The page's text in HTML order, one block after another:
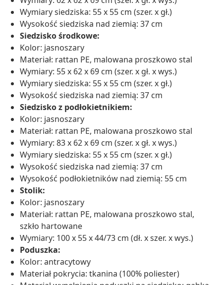
Wymiary siedziska: 55 x 55 cm (szer. x gł.)
Wysokość siedziska nad ziemią: 37 cm
Siedzisko środkowe:
Kolor: jasnoszary
Materiał: rattan PE, malowana proszkowo stal
Wymiary: 55 x 62 x 69 cm (szer. x gł. x wys.)
Wymiary siedziska: 55 x 55 cm (szer. x gł.)
Wysokość siedziska nad ziemią: 37 cm
Siedzisko z podłokietnikiem:
Kolor: jasnoszary
Materiał: rattan PE, malowana proszkowo stal
Wymiary: 83 x 62 x 69 cm (szer. x gł. x wys.)
Wymiary siedziska: 55 x 55 cm (szer. x gł.)
Wysokość siedziska nad ziemią: 37 cm
Wysokość podłokietników nad ziemią: 55 cm
Stolik:
Kolor: jasnoszary
Materiał: rattan PE, malowana proszkowo stal,
szkło hartowane
Wymiary: 100 x 55 x 44/73 cm (dł. x szer. x wys.)
Poduszka:
Kolor: antracytowy
Materiał pokrycia: tkanina (100% poliester)